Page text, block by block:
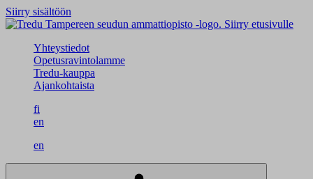
Siirry sisältöön
Siirry etusivulle
Yhteystiedot
Opetusravintolamme
Tredu-kauppa
Ajankohtaista
fi
en
en